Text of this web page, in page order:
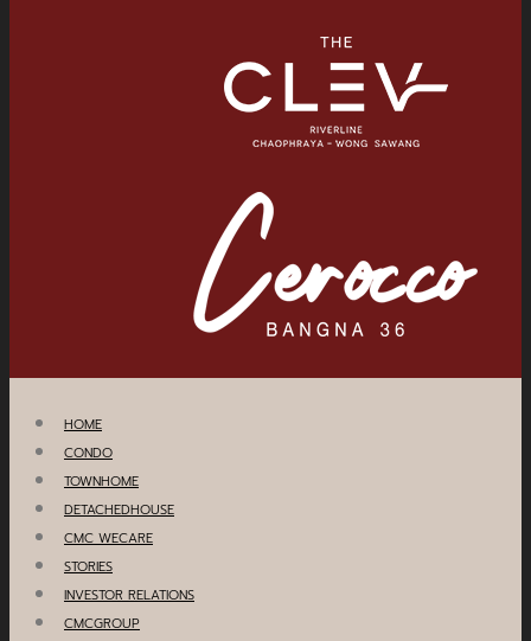
HOME
CONDO
TOWNHOME
DETACHEDHOUSE
CMC WECARE
STORIES
INVESTOR RELATIONS
CMCGROUP